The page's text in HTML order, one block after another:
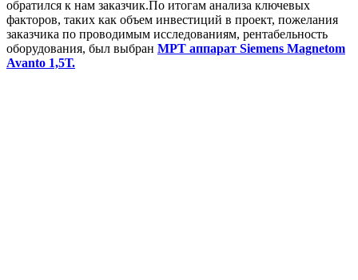
обратился к нам заказчик.По итогам анализа ключевых
факторов, таких как объем инвестиций в проект, пожелания
заказчика по проводимым исследованиям, рентабельность
оборудования, был выбран МРТ аппарат Siemens Magnetom
Avanto 1,5Т.